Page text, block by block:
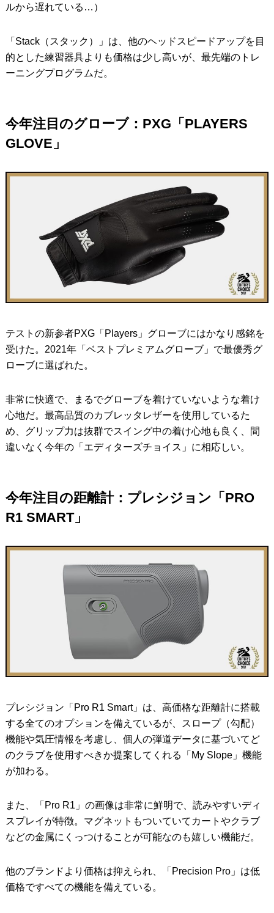
ルから遅れている…）
「Stack（スタック）」は、他のヘッドスピードアップを目
的とした練習器具よりも価格は少し高いが、最先端のトレ
ーニングプログラムだ。
今年注目のグローブ：PXG「PLAYERS
GLOVE」
テストの新参者PXG「Players」グローブにはかなり感銘を
受けた。2021年「ベストプレミアムグローブ」で最優秀グ
ローブに選ばれた。
非常に快適で、まるでグローブを着けていないような着け
心地だ。最高品質のカブレッタレザーを使用しているた
め、グリップ力は抜群でスイング中の着け心地も良く、間
違いなく今年の「エディターズチョイス」に相応しい。
今年注目の距離計：プレシジョン「PRO
R1 SMART」
プレシジョン「Pro R1 Smart」は、高価格な距離計に搭載
する全てのオプションを備えているが、スロープ（勾配）
機能や気圧情報を考慮し、個人の弾道データに基づいてど
のクラブを使用すべきか提案してくれる「My Slope」機能
が加わる。
また、「Pro R1」の画像は非常に鮮明で、読みやすいディ
スプレイが特徴。マグネットもついていてカートやクラブ
などの金属にくっつけることが可能なのも嬉しい機能だ。
他のブランドより価格は抑えられ、「Precision Pro」は低
価格ですべての機能を備えている。